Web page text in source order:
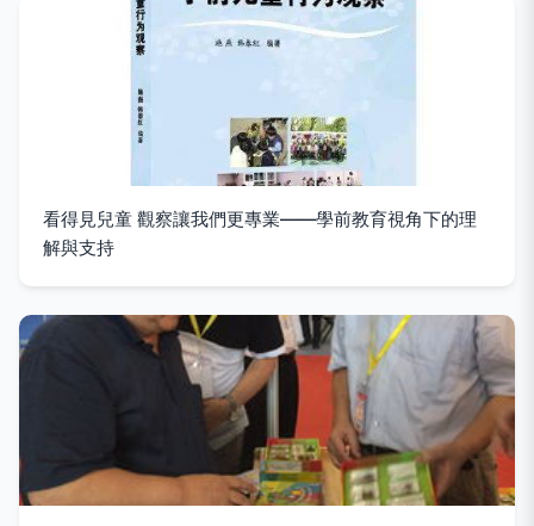
看得見兒童 觀察讓我們更專業——學前教育視角下的理
解與支持